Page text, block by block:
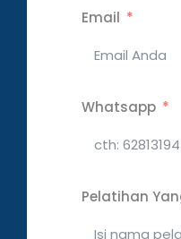
Email
Whatsapp
Pelatihan